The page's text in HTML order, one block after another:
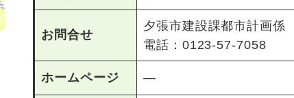
お問合せ
夕張市建設課都市計画係
電話：0123-57-7058
ホームページ ―